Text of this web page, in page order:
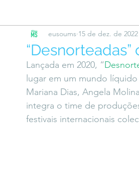
Papo de Mãe #maratonei
Coluna do Vasques #DescomplicaLara
DESIMAGINAR Saiba
eusoums 15 de dez. de 2022
Lançada em 2020, “
lugar em um mundo
Mariana Dias, Angela
integra o time de
festivais internacionais